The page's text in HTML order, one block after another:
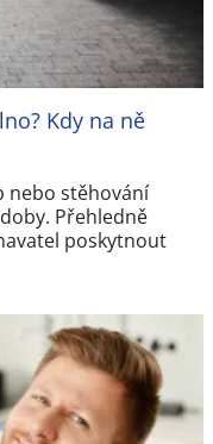
Kdy na ně
nebo stěhování
Přehledně
poskytnout